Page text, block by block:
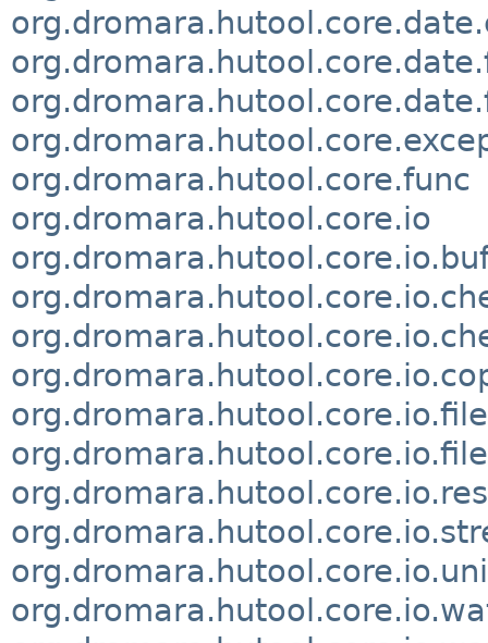
org.dromara.hutool.core.func
org.dromara.hutool.core.io
org.dromara.hutool.core.io.file